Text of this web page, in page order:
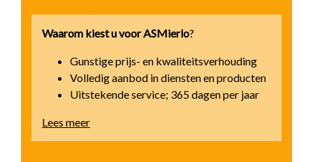
Waarom kiest u voorASMierlo?
Gunstige prijs- en kwaliteitsverhouding
Volledig aanbod in diensten en producten
Uitstekende service; 365 dagen per jaar
Lees meer